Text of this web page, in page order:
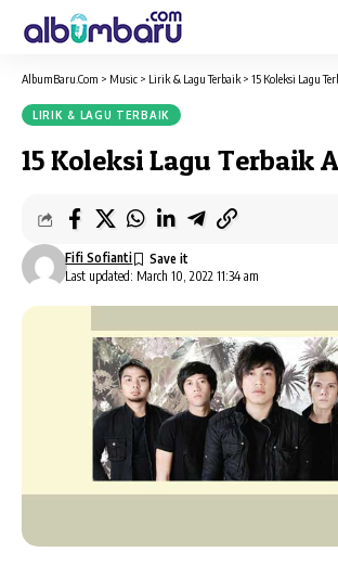
AlbumBaru.Com > Music > Lirik & Lagu Terbaik > 15 Koleksi Lagu
LIRIK & LAGU TERBAIK
15 Koleksi Lagu Terbaik
Last updated: March 10, 2022 11:34 am
Fifi Sofianti